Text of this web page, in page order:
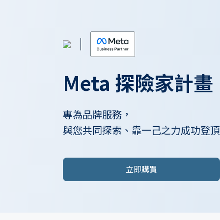
Meta 探險家計畫
專為品牌服務，
與您共同探索、靠一己之力成功登
立即購買